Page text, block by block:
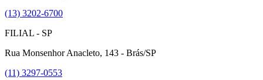
(13) 3202-6700
FILIAL - SP
Rua Monsenhor Anacleto, 143 - Brás/SP
(11) 3297-0553